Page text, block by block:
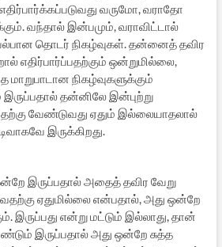
வருமோ, வராதோ
வந்தால் இன்பமும், வராவிட்டால்
தொடர் நிகழ்வுகள். தன்னைத் தவிர
எதிர்பார்ப்பதற்கும் ஒன்றுமில்லை,
நிகழ்வுகளுக்கும்
தன்னிலே இன்புற்று
வேண்டுவது ஏதும் இல்லையாதலால்
இருக்கிறது.
இருப்பதால் அதைத் தவிர வேறு
ஏதுமில்லை என்பதால், அது ஒன்றே
இருப்பது என்று மட்டும் இல்லாது, தான்
இருப்பதால் அது ஒன்றே சுத்த